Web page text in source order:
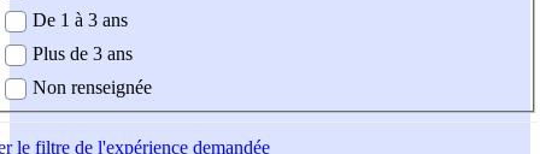
De 1 à 3 ans
Plus de 3 ans
Non renseignée
le filtre de l'expérience demandée